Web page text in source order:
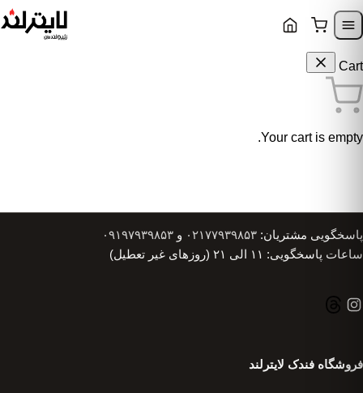
Skip to navigation
Cart
Your cart is empty.
پاسخگویی مشتریان: ۰۲۱۷۷۹۳۹۸۵۳ و ۰۹۱۹۷۹۳۹۸۵۳
ساعات پاسخگویی: ۱۱ الی ۲۱ (روزهای غیر تعطیل)
فروشگاه فندک لایترلند